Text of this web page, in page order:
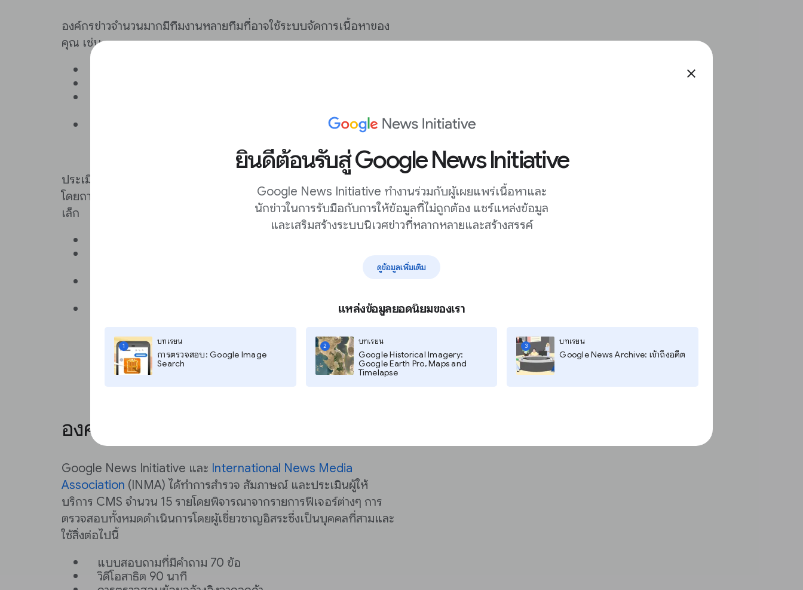
close
ยินดีต้อนรับสู่ Google News Initiative
Google News Initiative ทำงานร่วมกับผู้เผยแพร่เนื้อหาและ
นักข่าวในการรับมือกับการให้ข้อมูลที่ไม่ถูกต้อง แชร์แหล่งข้อมูล
และเสริมสร้างระบบนิเวศข่าวที่หลากหลายและสร้างสรรค์
ดูข้อมูลเพิ่มเติม
แหล่งข้อมูลยอดนิยมของเรา
1
บทเรียน
การตรวจสอบ: Google Image
Search
2
บทเรียน
Google Historical Imagery:
Google Earth Pro, Maps and
Timelapse
3
บทเรียน
Google News Archive: เข้าถึงอดีต
องค์กรข่าวจำนวนมากมีทีมงานหลายทีมที่อาจใช้ระบบจัดการเนื้อหาของ
คุณ เช่น
อาจมีการจัดการแหล่งรายได้ต่างๆ เช่น การสร้างหน้า
ประเมินว่าระบบจัดการเนื้อหาจะตอบสนองความต้องการของคุณหรือไม่
โดยถามคำถามเหล่านี้ โดยเฉพาะอย่างยิ่งหากคุณเป็นองค์กรข่าวขนาด
เล็ก
: คุณจะตั้งงบประมาณได้เท่าใด คุณเริ่มต้นด้วยตัวเลือกที่
ไหม
องค์กรข่าวต่างๆ ใช้ CMS ชนิดใดบ้าง
Google News Initiative และ International News Media
Association (INMA) ได้ทำการสำรวจ สัมภาษณ์ และประเมินผู้ให้
บริการ CMS จำนวน 15 รายโดยพิจารณาจากรายการฟีเจอร์ต่างๆ การ
ตรวจสอบทั้งหมดดำเนินการโดยผู้เชี่ยวชาญอิสระซึ่งเป็นบุคคลที่สามและ
ใช้สิ่งต่อไปนี้
แบบสอบถามที่มีคำถาม 70 ข้อ
วิดีโอสาธิต 90 นาที